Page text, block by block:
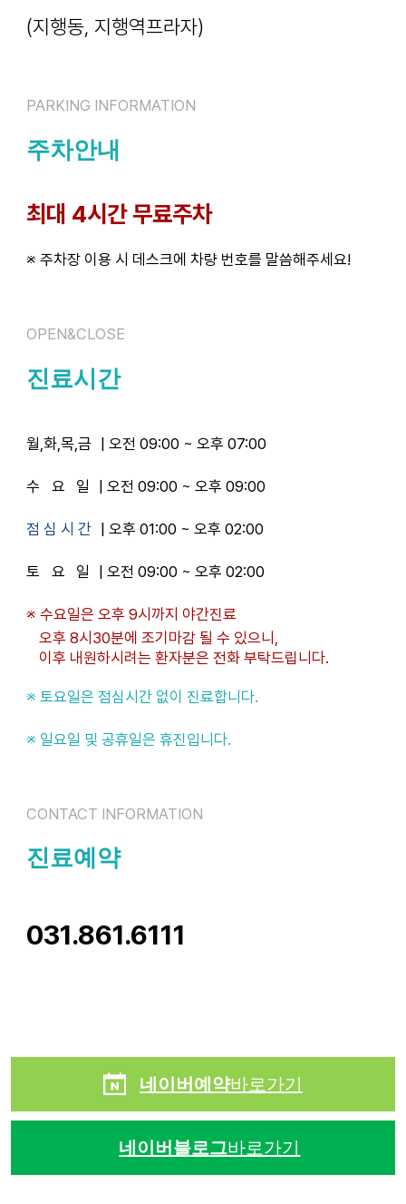
(지행동, 지행역프라자)
PARKING INFORMATION
주차안내
최대 4시간 무료주차
※ 주차장 이용 시 데스크에 차량 번호를 말씀해주세요!
OPEN&CLOSE
진료시간
월,화,목,금 | 오전 09:00 ~ 오후 07:00
수요 일 | 오전 09:00 ~ 오후 09:00
점 심 시 간 | 오후 01:00 ~ 오후 02:00
토요 일 | 오전 09:00 ~ 오후 02:00
※ 수요일은 오후 9시까지 야간진료
오후 8시30분에 조기마감 될 수 있으니,
이후 내원하시려는 환자분은 전화 부탁드립니다.
※ 토요일은 점심시간 없이 진료합니다.
※ 일요일 및 공휴일은 휴진입니다.
CONTACT INFORMATION
진료예약
031.861.6111
네이버예약바로가기
네이버블로그바로가기